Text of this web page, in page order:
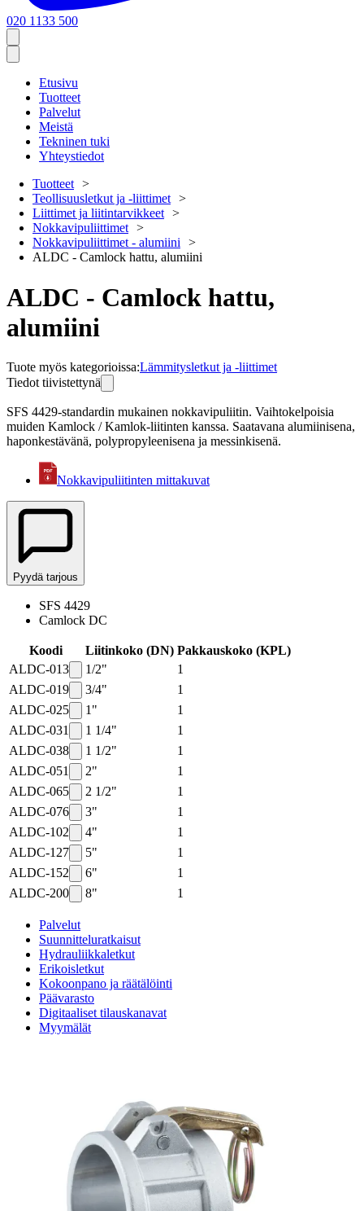
020 1133 500
Etusivu
Tuotteet
Palvelut
Meistä
Tekninen tuki
Yhteystiedot
Tuotteet
Teollisuusletkut ja -liittimet
Liittimet ja liitintarvikkeet
Nokkavipuliittimet
Nokkavipuliittimet - alumiini
ALDC - Camlock hattu, alumiini
ALDC - Camlock hattu,
alumiini
Tuote myös kategorioissa:Lämmitysletkut ja -liittimet
Tiedot tiivistettynä
SFS 4429-standardin mukainen nokkavipuliitin. Vaihtokelpoisia
muiden Kamlock / Kamlok-liitinten kanssa. Saatavana alumiinisena,
haponkestävänä, polypropyleenisena ja messinkisenä.
Nokkavipuliitinten mittakuvat
Pyydä tarjous
SFS 4429
Camlock DC
Koodi Liitinkoko (DN) Pakkauskoko (KPL)
ALDC-013
1/2"
1
ALDC-019
3/4"
1
ALDC-025
1"
1
ALDC-031
1 1/4"
1
ALDC-038
1 1/2"
1
ALDC-051
2"
1
ALDC-065
2 1/2"
1
ALDC-076
3"
1
ALDC-102
4"
1
ALDC-127
5"
1
ALDC-152
6"
1
ALDC-200
8" 1
Palvelut
Suunnitteluratkaisut
Hydrauliikkaletkut
Erikoisletkut
Kokoonpano ja räätälöinti
Päävarasto
Digitaaliset tilauskanavat
Myymälät
Sylinterilaskuri
Sähköteholaskuri
Virtausnopeuslaskuri
Hammaspyöräpumpun tilavuuslaskuri
Hydrauliteholaskuri
Teollisuusletkuhaku